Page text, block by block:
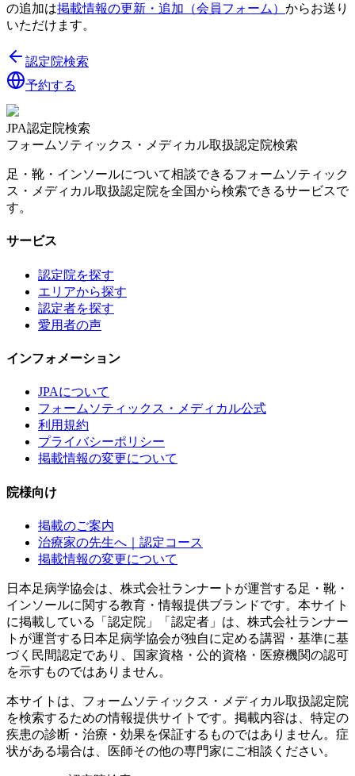
の追加は掲載情報の更新・追加（会員フォーム） からお送り
いただけます。
認定院検索
予約する
JPA認定院検索
フォームソティックス・メディカル取扱認定院検索
足・靴・インソールについて相談できるフォームソティック
ス・メディカル取扱認定院を全国から検索できるサービスで
す。
サービス
認定院を探す
エリアから探す
認定者を探す
愛用者の声
インフォメーション
JPAについて
フォームソティックス・メディカル公式
利用規約
プライバシーポリシー
掲載情報の変更について
院様向け
掲載のご案内
治療家の先生へ｜認定コース
掲載情報の変更について
日本足病学協会は、株式会社ランナートが運営する足・靴・
インソールに関する教育・情報提供ブランドです。本サイト
に掲載している「認定院」「認定者」は、株式会社ランナー
トが運営する日本足病学協会が独自に定める講習・基準に基
づく民間認定であり、国家資格・公的資格・医療機関の認可
を示すものではありません。
本サイトは、フォームソティックス・メディカル取扱認定院
を検索するための情報提供サイトです。掲載内容は、特定の
疾患の診断・治療・効果を保証するものではありません。症
状がある場合は、医師その他の専門家にご相談ください。